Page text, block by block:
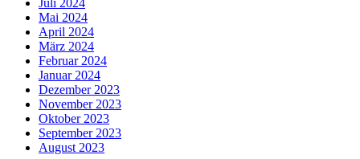
Juli 2024
Mai 2024
April 2024
März 2024
Februar 2024
Januar 2024
Dezember 2023
November 2023
Oktober 2023
September 2023
August 2023